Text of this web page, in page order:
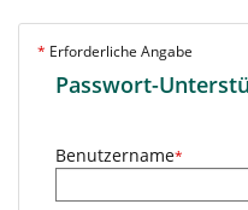
* Erforderliche Angabe
Passwort-
Benutzername*